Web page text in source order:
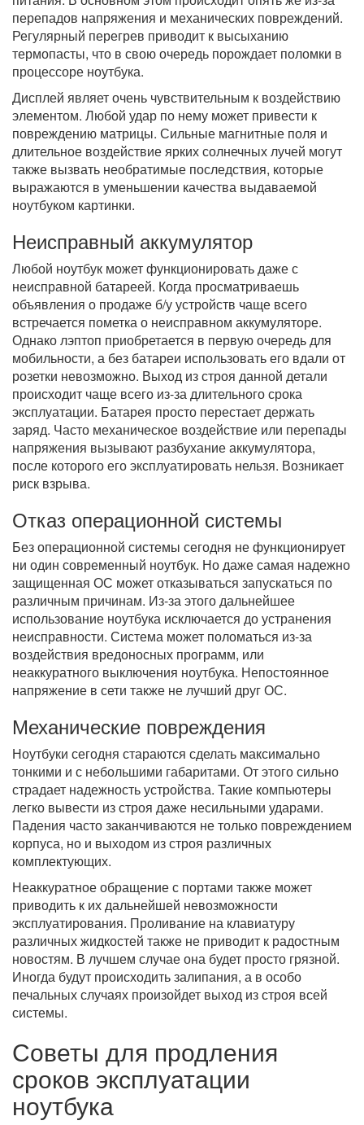
перепадов напряжения и механических повреждений.
Регулярный перегрев приводит к высыханию
термопасты, что в свою очередь порождает поломки в
процессоре ноутбука.
Дисплей являет очень чувствительным к воздействию
элементом. Любой удар по нему может привести к
повреждению матрицы. Сильные магнитные поля и
длительное воздействие ярких солнечных лучей могут
также вызвать необратимые последствия, которые
выражаются в уменьшении качества выдаваемой
ноутбуком картинки.
Неисправный аккумулятор
Любой ноутбук может функционировать даже с
неисправной батареей. Когда просматриваешь
объявления о продаже б/у устройств чаще всего
встречается пометка о неисправном аккумуляторе.
Однако лэптоп приобретается в первую очередь для
мобильности, а без батареи использовать его вдали от
розетки невозможно. Выход из строя данной детали
происходит чаще всего из-за длительного срока
эксплуатации. Батарея просто перестает держать
заряд. Часто механическое воздействие или перепады
напряжения вызывают разбухание аккумулятора,
после которого его эксплуатировать нельзя. Возникает
риск взрыва.
Отказ операционной системы
Без операционной системы сегодня не функционирует
ни один современный ноутбук. Но даже самая надежно
защищенная ОС может отказываться запускаться по
различным причинам. Из-за этого дальнейшее
использование ноутбука исключается до устранения
неисправности. Система может поломаться из-за
воздействия вредоносных программ, или
неаккуратного выключения ноутбука. Непостоянное
напряжение в сети также не лучший друг ОС.
Механические повреждения
Ноутбуки сегодня стараются сделать максимально
тонкими и с небольшими габаритами. От этого сильно
страдает надежность устройства. Такие компьютеры
легко вывести из строя даже несильными ударами.
Падения часто заканчиваются не только повреждением
корпуса, но и выходом из строя различных
комплектующих.
Неаккуратное обращение с портами также может
приводить к их дальнейшей невозможности
эксплуатирования. Проливание на клавиатуру
различных жидкостей также не приводит к радостным
новостям. В лучшем случае она будет просто грязной.
Иногда будут происходить залипания, а в особо
печальных случаях произойдет выход из строя всей
системы.
Советы для продления
сроков эксплуатации
ноутбука